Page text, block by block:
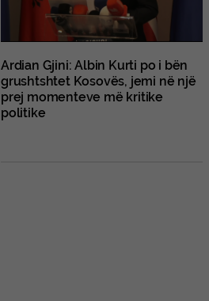
Ardian Gjini: Albin Kurti po i bën
grushtshtet Kosovës, jemi në një
prej momenteve më kritike
politike